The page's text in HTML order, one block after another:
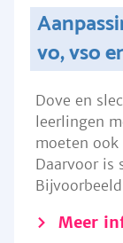
vo, vso
Dove en
leerlingen
moeten ook
Daarvoor is
Meer